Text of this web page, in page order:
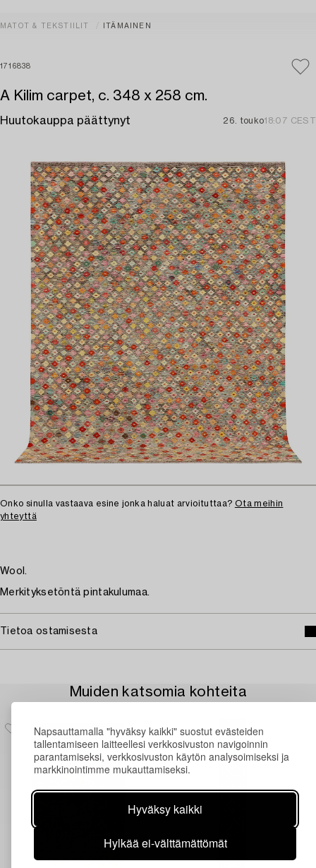
Napsauttamalla "hyväksy kaikki" suostut evästeiden
tallentamiseen laitteellesi verkkosivuston navigoinnin
parantamiseksi, verkkosivuston käytön analysoimiseksi ja
markkinointimme mukauttamiseksi.
Hyväksy kaikki
Hylkää ei-välttämättömät
MATOT & TEKSTIILIT ITÄMAINEN
1716838
A Kilim carpet, c. 348 x 258 cm.
Huutokauppa päättynyt 26. touko18:07 CEST
Onko sinulla vastaava esine jonka haluat arvioituttaa? Ota meihin
yhteyttä
Wool.
Merkityksetöntä pintakulumaa.
Tietoa ostamisesta
Muiden katsomia kohteita